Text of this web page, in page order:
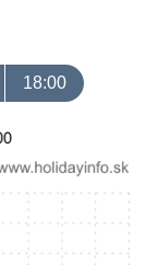
18:00